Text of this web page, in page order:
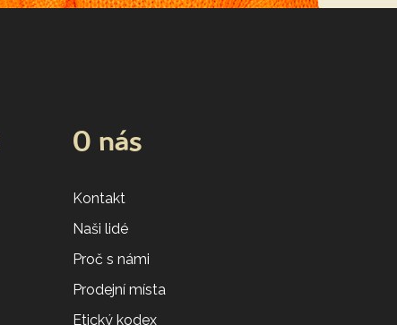
O nás
Kontakt
Naši lidé
Proč s námi
Prodejní místa
Etický kodex